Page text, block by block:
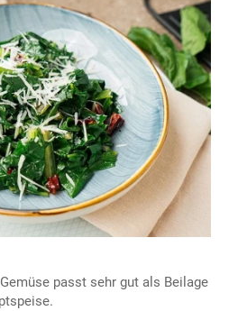
passt sehr gut als Beilage